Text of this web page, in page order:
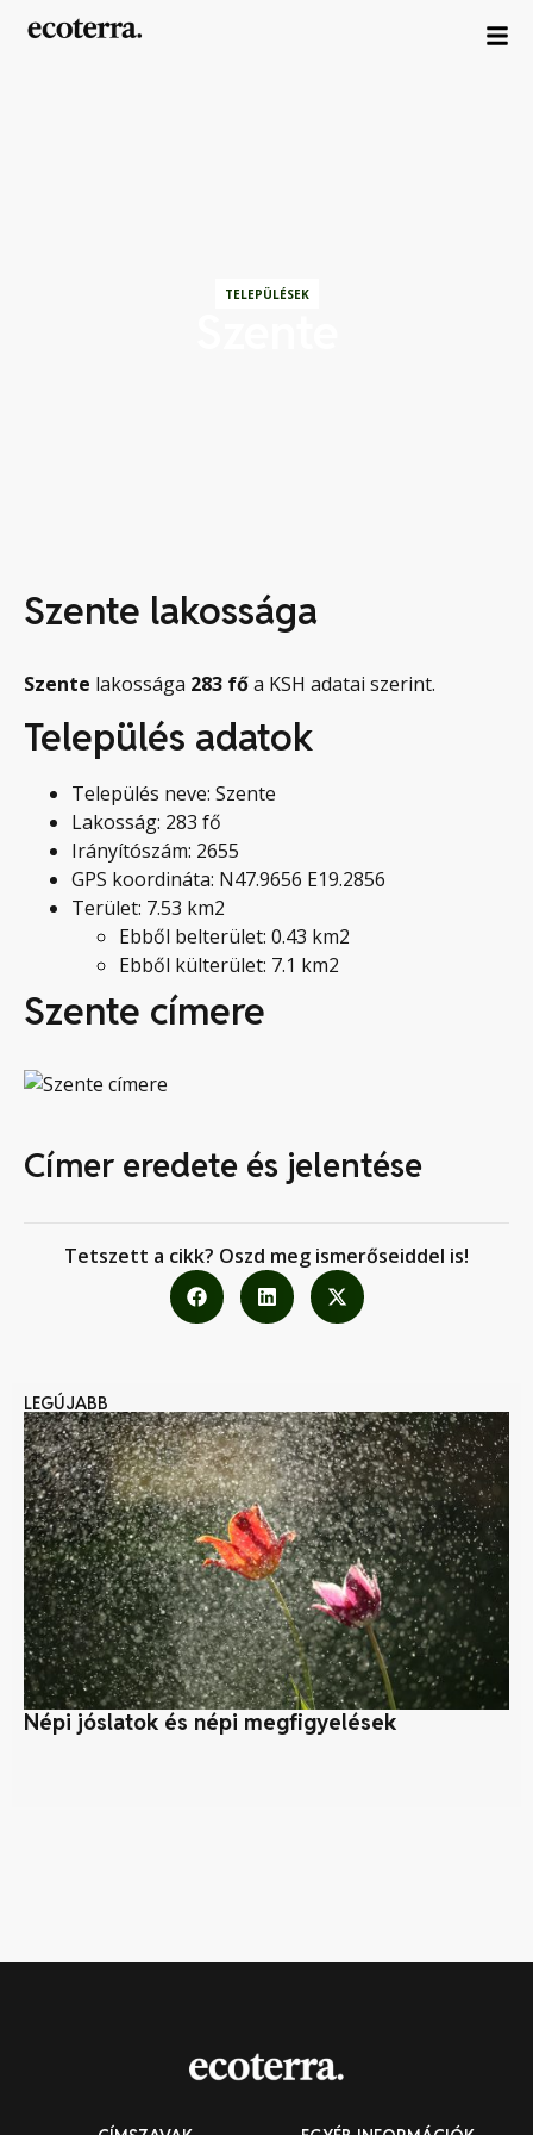
TELEPÜLÉSEK
Szente lakossága
Szente lakossága 283 főa KSH adatai szerint.
Település adatok
Település neve: Szente
Lakosság: 283 fő
Irányítószám: 2655
GPS koordináta: N47.9656 E19.2856
Terület: 7.53 km2
Ebből belterület: 0.43 km2
Ebből külterület: 7.1 km2
Szente címere
Címer eredete és jelentése
Tetszett a cikk? Oszd meg ismerőseiddel is!
LEGÚJABB
Népi jóslatok és népi megfigyelések